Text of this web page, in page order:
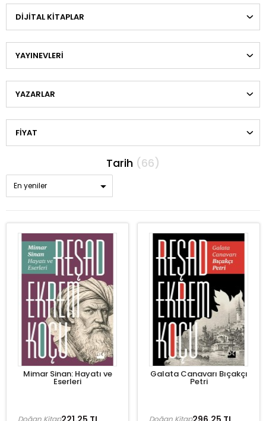
DIJITAL KITAPLAR
YAYINEVLERI
YAZARLAR
FIYAT
Tarih (66)
En yeniler
Mimar Sinan: Hayatı ve
Eserleri
Doğan Kitap
Galata Canavarı Bıçakçı
Petri
Doğan Kitap